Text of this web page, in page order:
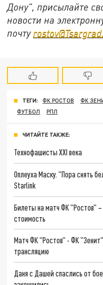
Дону", присылайте
новости на
почту
ТЕГИ: ФК РОСТОВ ФК
ФУТБОЛ
РПЛ
ЧИТАЙТЕ ТАКЖЕ:
Технофашисты XXI века
Оплеуха Маску. "Пора снять
Starlink
Билеты на матч ФК "Ростов" –
стоимость
Матч ФК "Ростов" - ФК "Зенит"
трансляцию
Даня с Дашей спаслись от